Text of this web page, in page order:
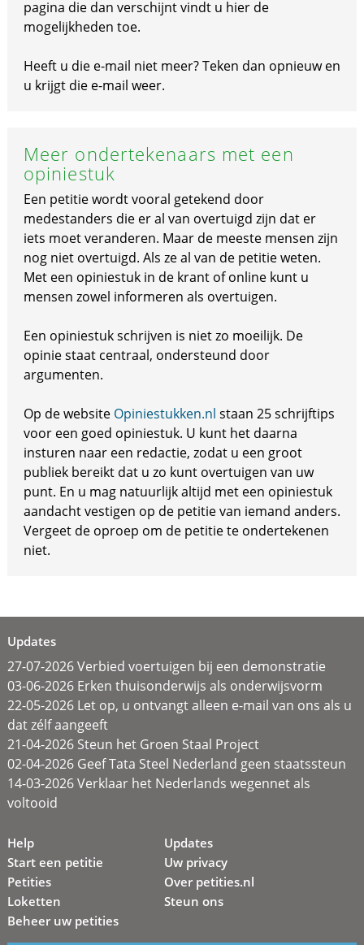
pagina die dan verschijnt vindt u hier de
mogelijkheden toe.
Heeft u die e-mail niet meer? Teken dan opnieuw en
u krijgt die e-mail weer.
Meer ondertekenaars met een
opiniestuk
Een petitie wordt vooral getekend door
medestanders die er al van overtuigd zijn dat er
iets moet veranderen. Maar de meeste mensen zijn
nog niet overtuigd. Als ze al van de petitie weten.
Met een opiniestuk in de krant of online kunt u
mensen zowel informeren als overtuigen.
Een opiniestuk schrijven is niet zo moeilijk. De
opinie staat centraal, ondersteund door
argumenten.
Op de website Opiniestukken.nl staan 25 schrijftips
voor een goed opiniestuk. U kunt het daarna
insturen naar een redactie, zodat u een groot
publiek bereikt dat u zo kunt overtuigen van uw
punt. En u mag natuurlijk altijd met een opiniestuk
aandacht vestigen op de petitie van iemand anders.
Vergeet de oproep om de petitie te ondertekenen
niet.
Updates
27-07-2026 Verbied voertuigen bij een demonstratie
03-06-2026 Erken thuisonderwijs als onderwijsvorm
22-05-2026 Let op, u ontvangt alleen e-mail van ons als u
dat zélf aangeeft
21-04-2026 Steun het Groen Staal Project
02-04-2026 Geef Tata Steel Nederland geen staatssteun
14-03-2026 Verklaar het Nederlands wegennet als
voltooid
Help
Start een petitie
Petities
Loketten
Beheer uw petities
Updates
Uw privacy
Over petities.nl
Steun ons